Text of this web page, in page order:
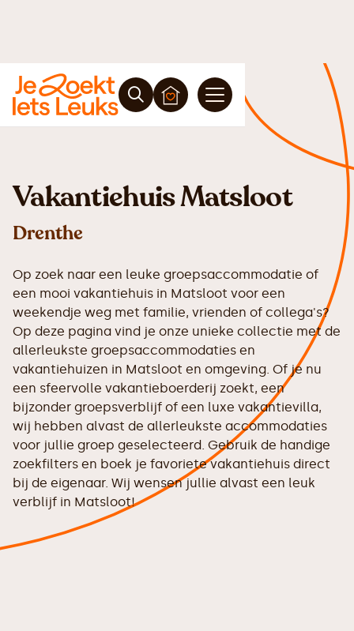
Vakantiehuis Matsloot
Drenthe
Op zoek naar een leuke groepsaccommodatie of
een mooi vakantiehuis in Matsloot voor een
weekendje weg met familie, vrienden of collega's?
Op deze pagina vind je onze unieke collectie met de
allerleukste groepsaccommodaties en
vakantiehuizen in Matsloot en omgeving. Of je nu
een sfeervolle vakantieboerderij zoekt, een
bijzonder groepsverblijf of een luxe vakantievilla,
wij hebben alvast de allerleukste accommodaties
voor jullie groep geselecteerd. Gebruik de handige
zoekfilters en boek je favoriete vakantiehuis direct
bij de eigenaar. Wij wensen jullie alvast een leuk
verblijf in Matsloot!